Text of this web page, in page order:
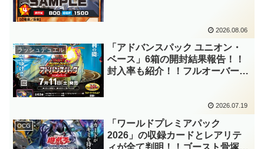
リーも興味深い……。【遊戯王ラ
ッシュデュエル】
2026.08.06
ラッシュデュエル
「アドバンスパック ユニオン・
ベース」6箱の開封結果報告！！
封入率も紹介！！フルオーバーラ
ガチアガール』の高レアリティも
狙いたいですね！！【遊戯王ラッ
シュデュエル】
2026.07.19
OCG
「ワールドプレミアパック
2026」の収録カードとレアリテ
ィが全て判明！！ゴースト骨塚の